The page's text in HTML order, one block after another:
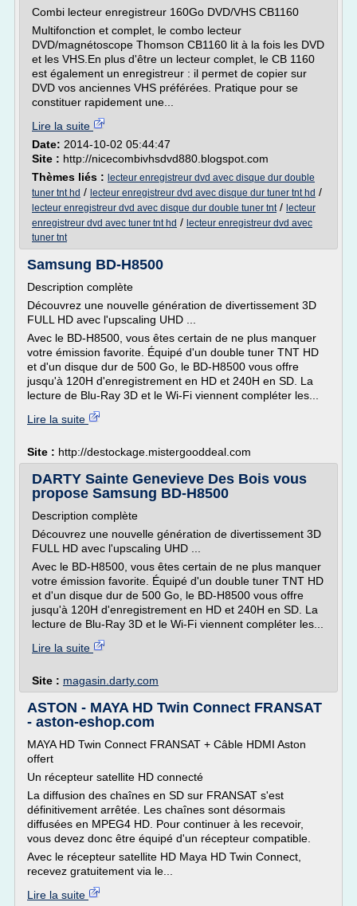
Combi lecteur enregistreur 160Go DVD/VHS CB1160
Multifonction et complet, le combo lecteur
DVD/magnétoscope Thomson CB1160 lit à la fois les DVD
et les VHS.En plus d'être un lecteur complet, le CB 1160
est également un enregistreur : il permet de copier sur
DVD vos anciennes VHS préférées. Pratique pour se
constituer rapidement une...
Lire la suite
Date: 2014-10-02 05:44:47
Site : http://nicecombivhsdvd880.blogspot.com
Thèmes liés : lecteur enregistreur dvd avec disque dur double
tuner tnt hd / lecteur enregistreur dvd avec disque dur tuner tnt hd /
lecteur enregistreur dvd avec disque dur double tuner tnt/ lecteur
enregistreur dvd avec tuner tnt hd / lecteur enregistreur dvd avec
tuner tnt
Samsung BD-H8500
Description complète
Découvrez une nouvelle génération de divertissement 3D
FULL HD avec l'upscaling UHD ...
Avec le BD-H8500, vous êtes certain de ne plus manquer
votre émission favorite. Équipé d'un double tuner TNT HD
et d'un disque dur de 500 Go, le BD-H8500 vous offre
jusqu'à 120H d'enregistrement en HD et 240H en SD. La
lecture de Blu-Ray 3D et le Wi-Fi viennent compléter les...
Lire la suite
Site : http://destockage.mistergooddeal.com
DARTY Sainte Genevieve Des Bois vous
propose Samsung BD-H8500
Description complète
Découvrez une nouvelle génération de divertissement 3D
FULL HD avec l'upscaling UHD ...
Avec le BD-H8500, vous êtes certain de ne plus manquer
votre émission favorite. Équipé d'un double tuner TNT HD
et d'un disque dur de 500 Go, le BD-H8500 vous offre
jusqu'à 120H d'enregistrement en HD et 240H en SD. La
lecture de Blu-Ray 3D et le Wi-Fi viennent compléter les...
Lire la suite
Site : magasin.darty.com
ASTON - MAYA HD Twin Connect FRANSAT
- aston-eshop.com
MAYA HD Twin Connect FRANSAT + Câble HDMI Aston
offert
Un récepteur satellite HD connecté
La diffusion des chaînes en SD sur FRANSAT s'est
définitivement arrêtée. Les chaînes sont désormais
diffusées en MPEG4 HD. Pour continuer à les recevoir,
vous devez donc être équipé d'un récepteur compatible.
Avec le récepteur satellite HD Maya HD Twin Connect,
recevez gratuitement via le...
Lire la suite